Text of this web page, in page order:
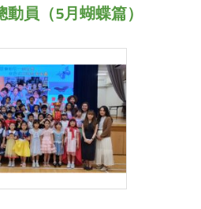
員（5月蝴蝶篇）